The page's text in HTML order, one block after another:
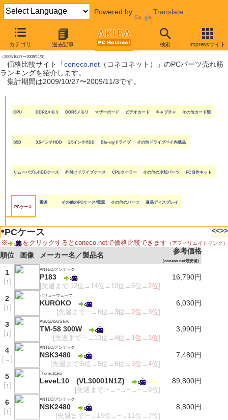
Powered by Translate
カテゴリ 過去記事 検索 Impressサイト
【 2009年11月7日号 】
coneco.net売れ筋ランキング
（2009/10/27〜2009/11/3）
価格比較サイト「coneco.net（コネコネット）」のPCパーツ売れ筋
ランキングを紹介します。
集計期間は2009/10/27〜2009/11/3です。
CPU DDR2メモリ DDR3メモリ マザーボード ビデオカード キャプチャ その他カード類
SSD 3.5インチHDD 2.5インチHDD Blu-rayドライブ その他ドライブベイ内蔵品
リムーバブルHDDケース 外付けドライブケース CPUクーラー その他の冷却パーツ PC自作キット
PCケース
電源 その他のPCケース/電源 その他のパーツ 液晶ディスプレイ
●PCケース <<>>
※ をクリックするとconeco.netで価格比較できます （アフィリエイトリンク）
順位 画像 メーカー名／製品名 参考価格
（coneco.net最安値）
1
[↑]
ANTEC/アンテック
P183
[先週まで:12位→14位→10位→5位→2位]
16,790円
2
[↑]
バリューウェーブ
KUROKO
[先週まで:−→6位→ 3位 →2位 → 3位]
6,030円
3
[↓]
ASUS/ASUSTeK
TM-58 300W
[先週まで:−→13位→4位 → 1位 → 1位]
3,990円
4
[→ ]
ANTEC/アンテック
NSK3480
[先週まで:5位→5位→6位→ 3位 →4位]
7,480円
5
[↑]
Thermaltake
LeveL10 (VL30001N1Z)
[先週まで:−→−→−→−→9位]
89,800円
6
[↑]
ANTEC/アンテック
NSK2480
[先週まで:−→18位→−→11位→7位]
8,800円